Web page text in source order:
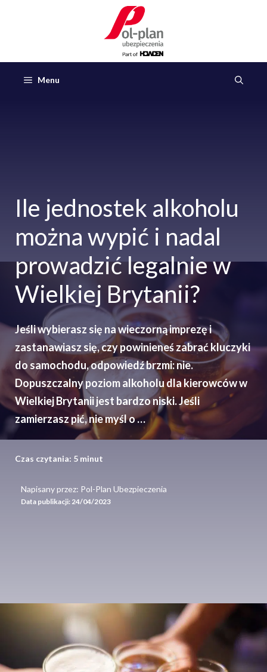
Menu
Ile jednostek alkoholu
można wypić i nadal
prowadzić legalnie w
Wielkiej Brytanii?
Jeśli wybierasz się na wieczorną imprezę i
zastanawiasz się, czy powinieneś zabrać kluczyki
do samochodu, odpowiedź brzmi: nie.
Dopuszczalny poziom alkoholu dla kierowców w
Wielkiej Brytanii jest bardzo niski. Jeśli
zamierzasz pić, nie myśl o …
Czas czytania: 5 minut
Napisany przez: Pol-Plan Ubezpieczenia
Data publikacji: 24/04/2023